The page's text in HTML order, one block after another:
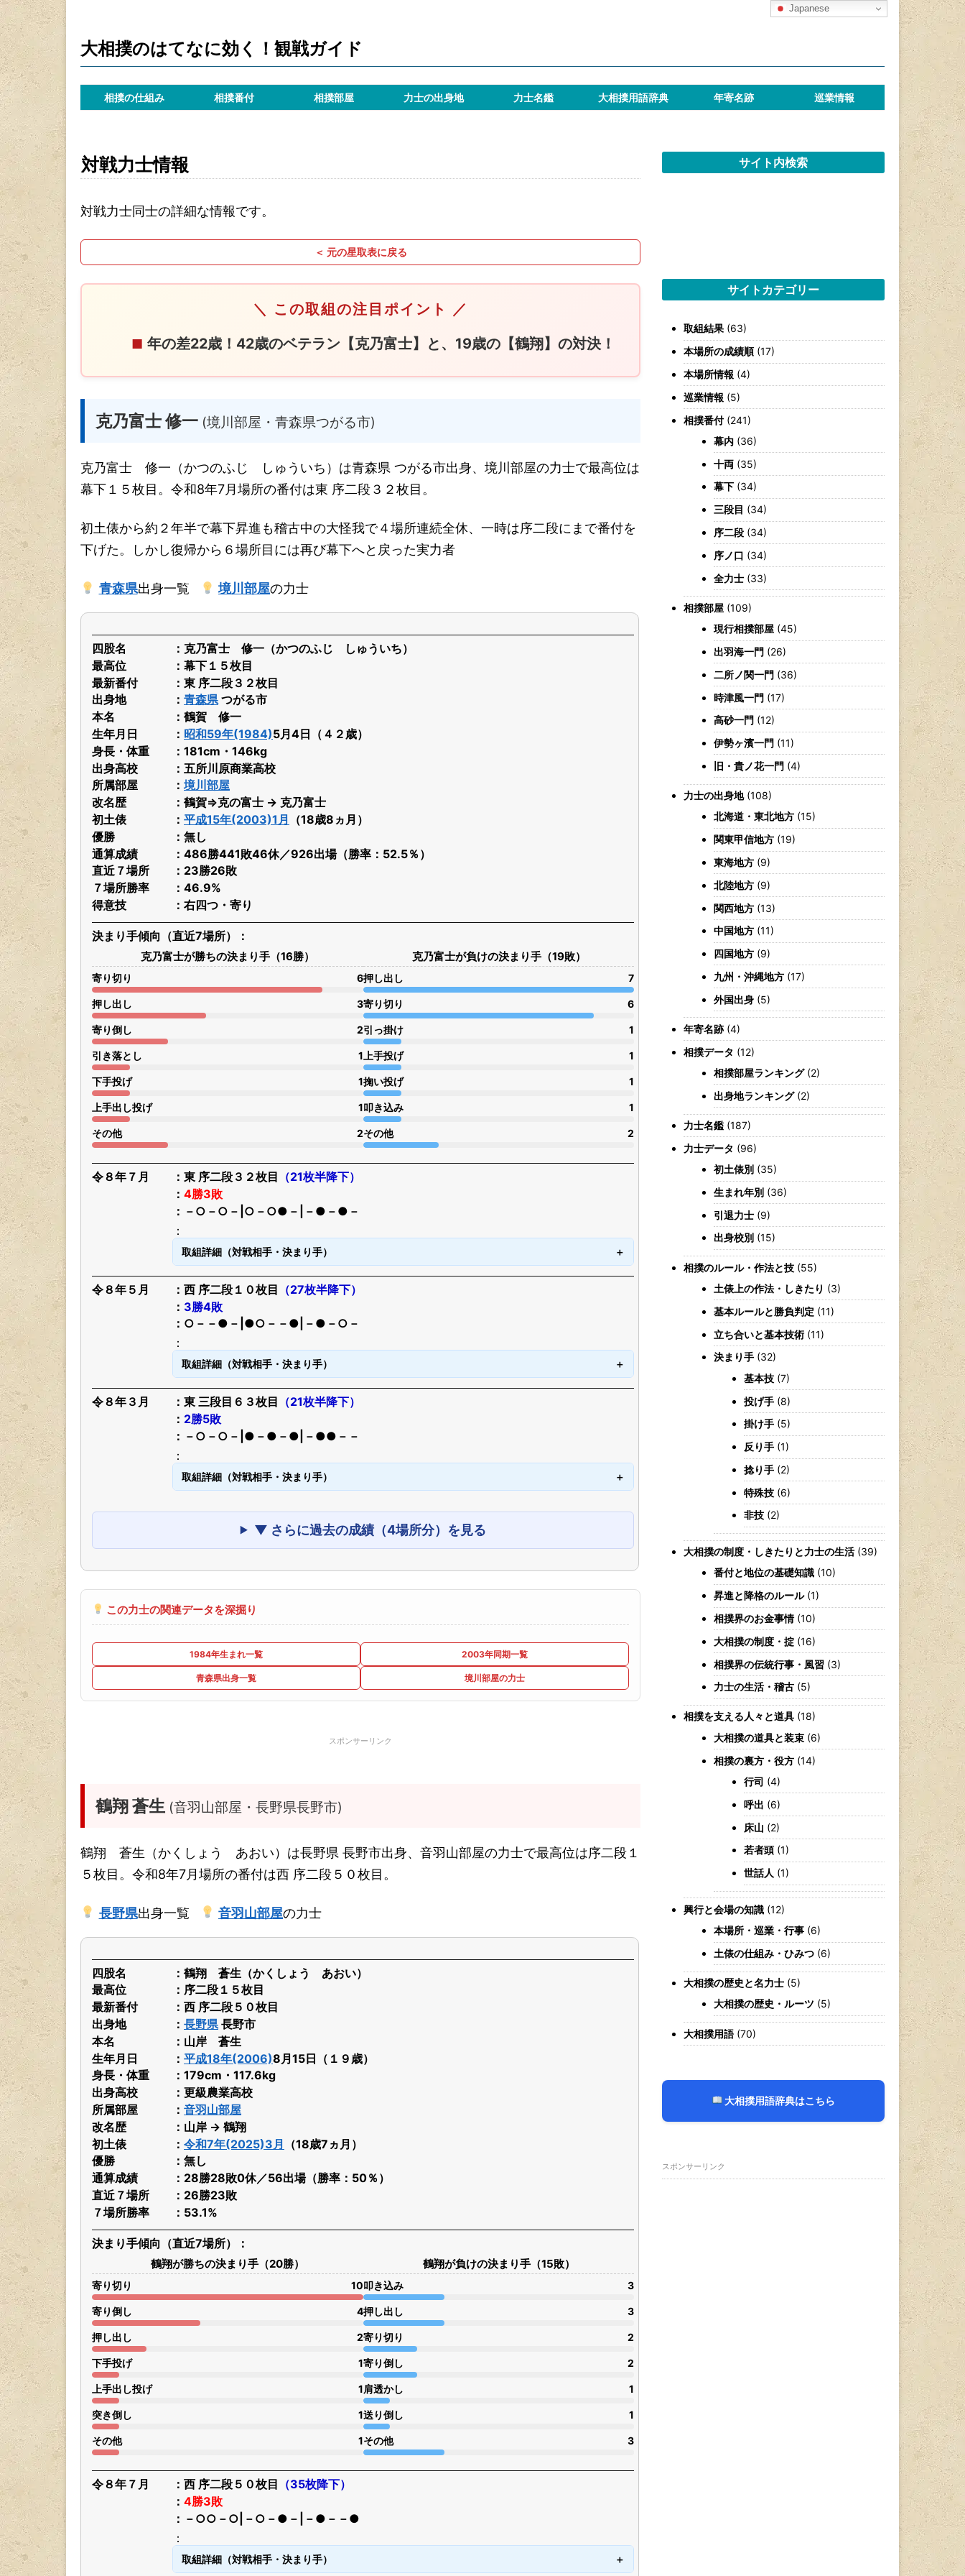
大相撲のはてなに効く！観戦ガイド
相撲の仕組み 相撲番付 相撲部屋 力士の出身地 力士名鑑 大相撲用語辞典 年寄名跡 巡業情報
対戦力士情報
対戦力士同士の詳細な情報です。
＜ 元の星取表に戻る
＼ この取組の注目ポイント ／
■ 年の差22歳！42歳のベテラン【克乃富士】と、19歳の【鶴翔】の対決！
克乃富士 修一 (境川部屋・青森県つがる市)
克乃富士 修一（かつのふじ しゅういち）は青森県 つがる市出身、境川部屋の力士で最高位は
幕下１５枚目。令和8年7月場所の番付は東 序二段３２枚目。
初土俵から約２年半で幕下昇進も稽古中の大怪我で４場所連続全休、一時は序二段にまで番付を
下げた。しかし復帰から６場所目には再び幕下へと戻った実力者
青森県出身一覧 境川部屋の力士
四股名
克乃富士 修一（かつのふじ しゅういち）
最高位
幕下１５枚目
最新番付
東 序二段３２枚目
出身地
青森県つがる市
本名
鶴賀 修一
生年月日
昭和59年(1984)5月4日（４２歳）
身長・体重
181cm・146kg
出身高校
五所川原商業高校
所属部屋
境川部屋
改名歴
鶴賀⇒克の富士 → 克乃富士
初土俵
平成15年(2003)1月
（18歳8ヵ月）
優勝
無し
通算成績
486勝441敗46休／926出場（勝率：52.5％）
直近７場所
23勝26敗
７場所勝率
46.9%
得意技
右四つ・寄り
決まり手傾向（直近7場所）
克乃富士が勝ちの決まり手（16勝）
寄り切り 6
押し出し 3
寄り倒し 2
引き落とし 1
下手投げ 1
上手出し投げ 1
その他 2
克乃富士が負けの決まり手（19敗）
押し出し 7
寄り切り 6
引っ掛け 1
上手投げ 1
掬い投げ 1
叩き込み 1
その他 2
令８年７月 東 序二段３２枚目 （21枚半降下）
4勝3敗
－○－○－|○－○●－|－●－●－
取組詳細（対戦相手・決まり手）
令８年５月 西 序二段１０枚目 （27枚半降下）
3勝4敗
○－－●－|●○－－●|－●－○－
取組詳細（対戦相手・決まり手）
令８年３月 東 三段目６３枚目 （21枚半降下）
2勝5敗
－○－○－|●－●－●|－●●－－
取組詳細（対戦相手・決まり手）
▼ さらに過去の成績（4場所分）を見る
この力士の関連データを深掘り
1984年生まれ一覧 2003年同期一覧
青森県出身一覧 境川部屋の力士
スポンサーリンク
鶴翔 蒼生 (音羽山部屋・長野県長野市)
鶴翔 蒼生（かくしょう あおい）は長野県 長野市出身、音羽山部屋の力士で最高位は序二段１
５枚目。令和8年7月場所の番付は西 序二段５０枚目。
長野県出身一覧 音羽山部屋の力士
四股名
鶴翔 蒼生（かくしょう あおい）
最高位
序二段１５枚目
最新番付
西 序二段５０枚目
出身地
長野県長野市
本名
山岸 蒼生
生年月日
平成18年(2006)8月15日（１９歳）
身長・体重
179cm・117.6kg
出身高校
更級農業高校
所属部屋
音羽山部屋
改名歴
山岸 → 鶴翔
初土俵
令和7年(2025)3月
（18歳7ヵ月）
優勝
無し
通算成績
28勝28敗0休／56出場（勝率：50％）
直近７場所
26勝23敗
７場所勝率
53.1%
決まり手傾向（直近7場所）
鶴翔が勝ちの決まり手（20勝）
寄り切り 10
寄り倒し 4
押し出し 2
下手投げ 1
上手出し投げ 1
突き倒し 1
その他 1
鶴翔が負けの決まり手（15敗）
叩き込み 3
押し出し 3
寄り切り 2
寄り倒し 2
肩透かし 1
送り倒し 1
その他 3
令８年７月 西 序二段５０枚目 （35枚降下）
4勝3敗
－○○－○|－○－●－|－●－－●
取組詳細（対戦相手・決まり手）
サイト内検索
サイトカテゴリー
取組結果 (63)
本場所の成績順(17)
本場所情報 (4)
巡業情報 (5)
相撲番付(241)
幕内 (36)
十両 (35)
幕下 (34)
三段目 (34)
序二段 (34)
序ノ口 (34)
全力士 (33)
相撲部屋 (109)
現行相撲部屋 (45)
出羽海一門 (26)
二所ノ関一門 (36)
時津風一門 (17)
高砂一門 (12)
伊勢ヶ濱一門 (11)
旧・貴ノ花一門 (4)
力士の出身地(108)
北海道・東北地方 (15)
関東甲信地方 (19)
東海地方 (9)
北陸地方 (9)
関西地方 (13)
中国地方 (11)
四国地方 (9)
九州・沖縄地方 (17)
外国出身 (5)
年寄名跡(4)
相撲データ (12)
相撲部屋ランキング(2)
出身地ランキング(2)
力士名鑑 (187)
力士データ (96)
初土俵別 (35)
生まれ年別 (36)
引退力士 (9)
出身校別 (15)
相撲のルール・作法と技 (55)
土俵上の作法・しきたり (3)
基本ルールと勝負判定 (11)
立ち合いと基本技術 (11)
決まり手 (32)
基本技 (7)
投げ手 (8)
掛け手 (5)
反り手 (1)
捻り手 (2)
特殊技 (6)
非技 (2)
大相撲の制度・しきたりと力士の生活 (39)
番付と地位の基礎知識 (10)
昇進と降格のルール(1)
相撲界のお金事情(10)
大相撲の制度・掟 (16)
相撲界の伝統行事・風習 (3)
力士の生活・稽古 (5)
相撲を支える人々と道具 (18)
大相撲の道具と装束 (6)
相撲の裏方・役方 (14)
行司 (4)
呼出 (6)
床山 (2)
若者頭 (1)
世話人 (1)
興行と会場の知識 (12)
本場所・巡業・行事 (6)
土俵の仕組み・ひみつ (6)
大相撲の歴史と名力士 (5)
大相撲の歴史・ルーツ (5)
大相撲用語 (70)
大相撲用語辞典はこちら
スポンサーリンク
Japanese